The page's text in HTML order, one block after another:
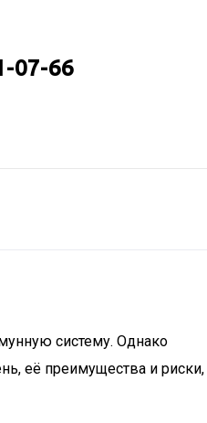
07-66
систему. Однако
её преимущества и риски,